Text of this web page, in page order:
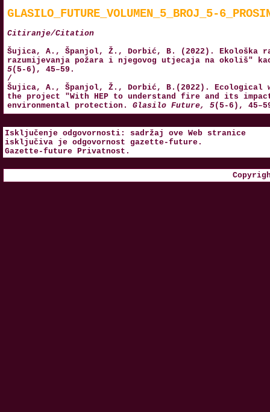
GLASILO_FUTURE_VOLUMEN_5_BROJ_5-
Citiranje/Citation
Šujica, A., Španjol, Ž., Dorbić, B. (2022). Ekološka
razumijevanja požara i njegovog utjecaja na okoliš"
5(5-6), 45–59.
/
Šujica, A., Španjol, Ž., Dorbić, B.(2022).
the project "With HEP to understand fire and its
environmental protection. Glasilo Future, 5(5-6),
Isključenje odgovornosti: sadržaj ove Web stranice
isključiva je odgovornost gazette-future .
Gazette-future Privatnost .